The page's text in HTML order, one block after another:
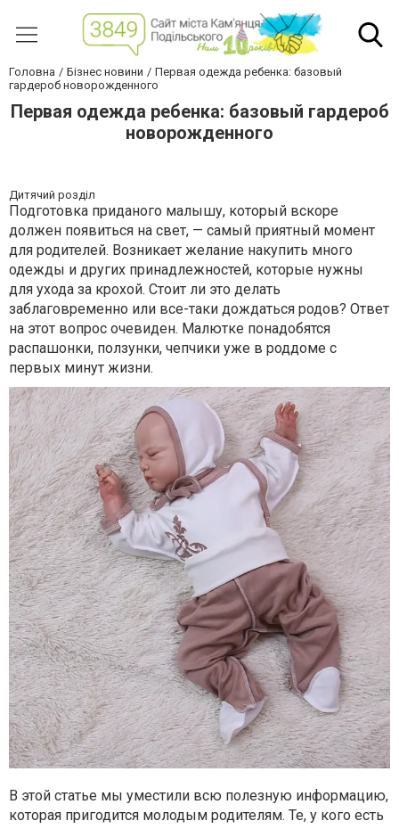
Головна Бізнес новини
Первая одежда ребенка: базовый
гардероб новорожденного
Первая одежда ребенка: базовый гардероб
новорожденного
Дитячий розділ
Подготовка приданого малышу, который вскоре
должен появиться на свет, — самый приятный момент
для родителей. Возникает желание накупить много
одежды и других принадлежностей, которые нужны
для ухода за крохой. Стоит ли это делать
заблаговременно или все-таки дождаться родов? Ответ
на этот вопрос очевиден. Малютке понадобятся
распашонки, ползунки, чепчики уже в роддоме с
первых минут жизни.
В этой статье мы уместили всю полезную информацию,
которая пригодится молодым родителям. Те, у кого есть